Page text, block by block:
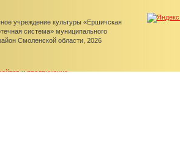
учреждение культуры «Ершичская
система» муниципального
Смоленской области, 2026
ипродвижение